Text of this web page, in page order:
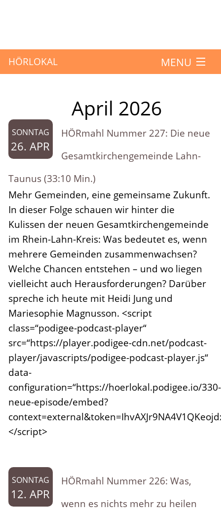
HÖRLOKAL MENU
Über das Projekt
Kontakt
April 2026
SONNTAG
26. APR
HÖRmahl Nummer 227: Die neue
Gesamtkirchengemeinde Lahn-
Taunus (33:10 Min.)
Mehr Gemeinden, eine gemeinsame Zukunft.
In dieser Folge schauen wir hinter die
Kulissen der neuen Gesamtkirchengemeinde
im Rhein-Lahn-Kreis: Was bedeutet es, wenn
mehrere Gemeinden zusammenwachsen?
Welche Chancen entstehen – und wo liegen
vielleicht auch Herausforderungen? Darüber
spreche ich heute mit Heidi Jung und
Mariesophie Magnusson. <script
class=“podigee-podcast-player“
src=“https://player.podigee-cdn.net/podcast-
player/javascripts/podigee-podcast-player.js“
data-
configuration=“https://hoerlokal.podigee.io/330-
neue-episode/embed?
</script>
SONNTAG
12. APR
HÖRmahl Nummer 226: Was,
wenn es nichts mehr zu heilen